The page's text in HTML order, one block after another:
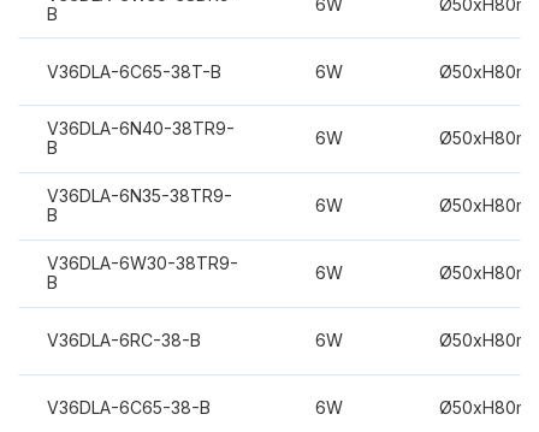
B
V36DLA-6C65-38T-B 6W
V36DLA-6N40-38TR9-
B
6W
V36DLA-6N35-38TR9-
B
6W
V36DLA-6W30-38TR9-
B
6W
V36DLA-6RC-38-B 6W
V36DLA-6C65-38-B 6W